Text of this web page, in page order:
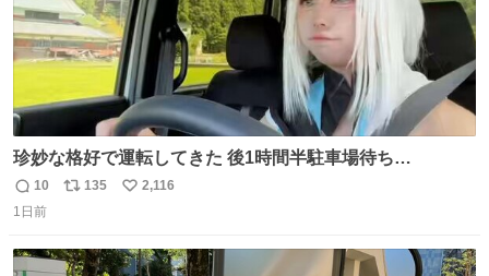
珍妙な格好で運転してきた 後1時間半駐車場待ち…
返
信
10
リ
ト
135
い
数
2,116
1日前